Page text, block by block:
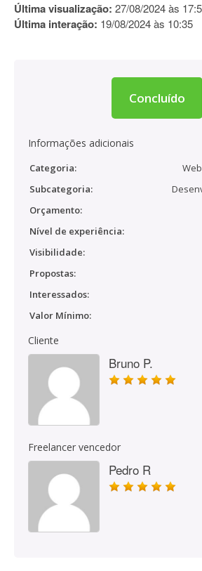
Última visualização: 27/08/2024 às
Última interação: 19/08/2024 às 10:35
Concluído
Informações adicionais
Categoria:
Subcategoria:
Orçamento:
Nível de experiência:
Visibilidade:
Propostas:
Interessados:
Valor Mínimo:
Cliente
Bruno P.
Freelancer vencedor
Pedro R